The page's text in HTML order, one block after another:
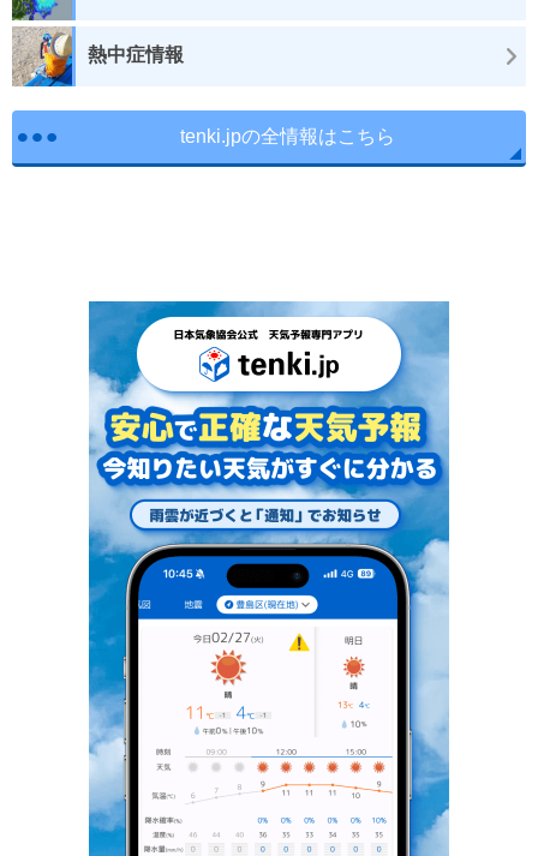
熱中症情報
tenki.jpの全情報はこちら